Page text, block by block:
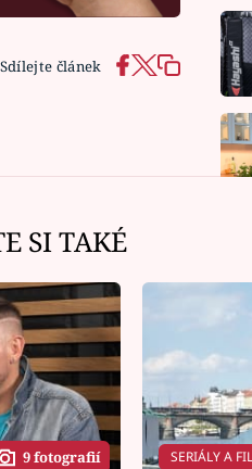
Sdílejte článek
SI TAKÉ
9 fotografií SERIÁLY A